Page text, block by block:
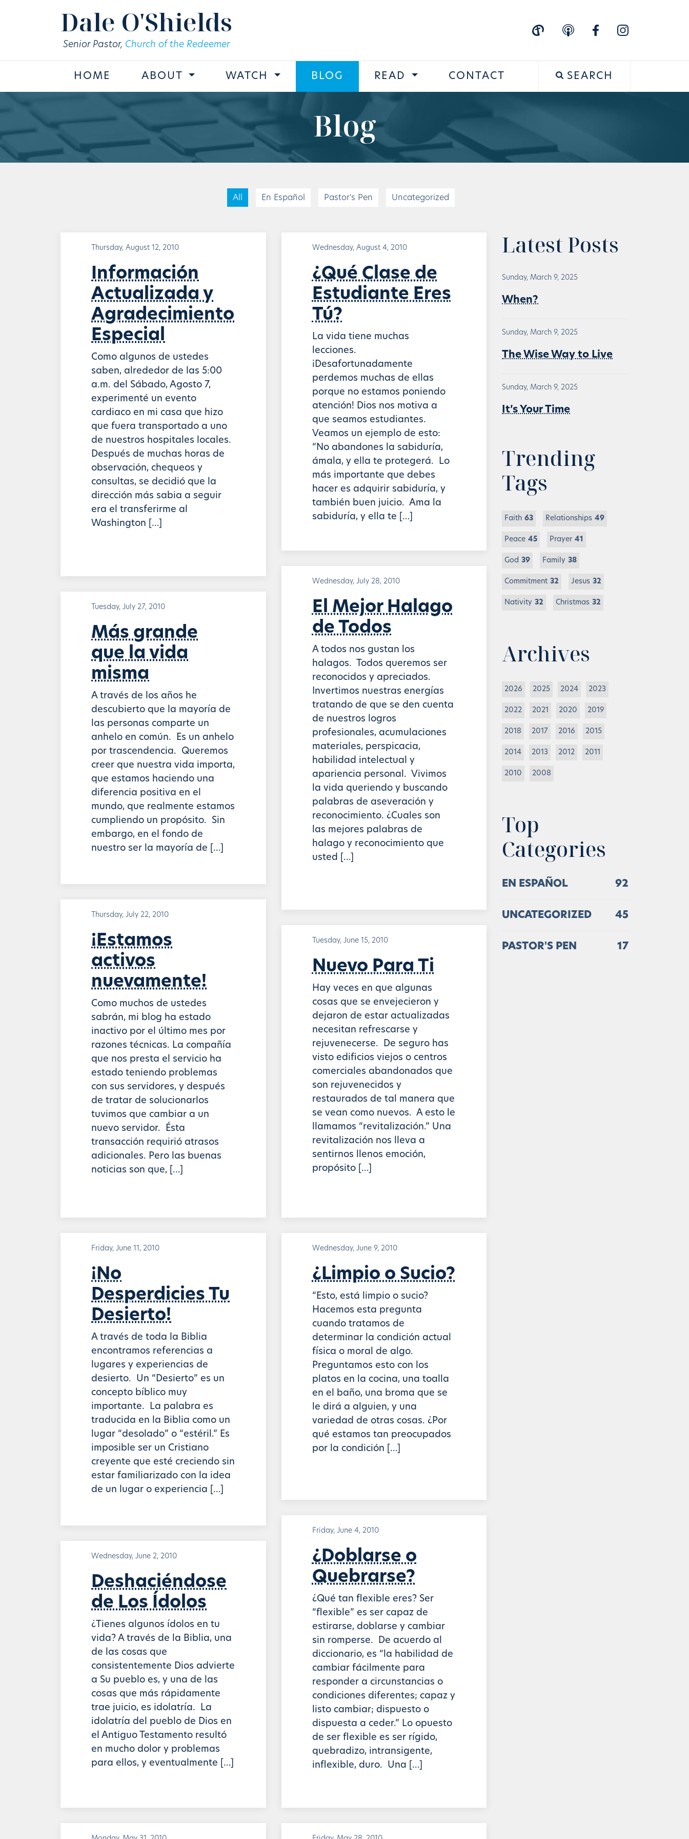
Dale O'Shields
Senior Pastor, Church of the Redeemer
HOME ABOUT WATCH BLOG READ CONTACT SEARCH
Blog
All En Español Pastor's Pen Uncategorized
Thursday, August 12, 2010
Información
Actualizada y
Agradecimiento
Especial
Como algunos de ustedes
saben, alrededor de las 5:00
a.m. del Sábado, Agosto 7,
experimenté un evento
cardiaco en mi casa que hizo
que fuera transportado a uno
de nuestros hospitales locales.
Después de muchas horas de
observación, chequeos y
consultas, se decidió que la
dirección más sabia a seguir
era el transferirme al
Washington […]
Wednesday, August 4, 2010
¿Qué Clase de
Estudiante Eres
Tú?
La vida tiene muchas
lecciones.
¡Desafortunadamente
perdemos muchas de ellas
porque no estamos poniendo
atención! Dios nos motiva a
que seamos estudiantes.
Veamos un ejemplo de esto:
“No abandones la sabiduría,
ámala, y ella te protegerá. Lo
más importante que debes
hacer es adquirir sabiduría, y
también buen juicio. Ama la
sabiduría, y ella te […]
Wednesday, July 28, 2010
El Mejor Halago
de Todos
A todos nos gustan los
halagos. Todos queremos ser
reconocidos y apreciados.
Invertimos nuestras energías
tratando de que se den cuenta
de nuestros logros
profesionales, acumulaciones
materiales, perspicacia,
habilidad intelectual y
apariencia personal. Vivimos
la vida queriendo y buscando
palabras de aseveración y
reconocimiento. ¿Cuales son
las mejores palabras de
halago y reconocimiento que
usted […]
Tuesday, July 27, 2010
Más grande
que la vida
misma
A través de los años he
descubierto que la mayoría de
las personas comparte un
anhelo en común. Es un anhelo
por trascendencia. Queremos
creer que nuestra vida importa,
que estamos haciendo una
diferencia positiva en el
mundo, que realmente estamos
cumpliendo un propósito. Sin
embargo, en el fondo de
nuestro ser la mayoría de […]
Thursday, July 22, 2010
¡Estamos
activos
nuevamente!
Como muchos de ustedes
sabrán, mi blog ha estado
inactivo por el último mes por
razones técnicas. La compañía
que nos presta el servicio ha
estado teniendo problemas
con sus servidores, y después
de tratar de solucionarlos
tuvimos que cambiar a un
nuevo servidor. Ésta
transacción requirió atrasos
adicionales. Pero las buenas
noticias son que, […]
Tuesday, June 15, 2010
Nuevo Para Ti
Hay veces en que algunas
cosas que se envejecieron y
dejaron de estar actualizadas
necesitan refrescarse y
rejuvenecerse. De seguro has
visto edificios viejos o centros
comerciales abandonados que
son rejuvenecidos y
restaurados de tal manera que
se vean como nuevos. A esto le
llamamos “revitalización.” Una
revitalización nos lleva a
sentirnos llenos emoción,
propósito […]
Friday, June 11, 2010
¡No
Desperdicies Tu
Desierto!
A través de toda la Biblia
encontramos referencias a
lugares y experiencias de
desierto. Un “Desierto” es un
concepto bíblico muy
importante. La palabra es
traducida en la Biblia como un
lugar “desolado” o “estéril.” Es
imposible ser un Cristiano
creyente que esté creciendo sin
estar familiarizado con la idea
de un lugar o experiencia […]
Wednesday, June 9, 2010
¿Limpio o Sucio?
“Esto, está limpio o sucio?
Hacemos esta pregunta
cuando tratamos de
determinar la condición actual
física o moral de algo.
Preguntamos esto con los
platos en la cocina, una toalla
en el baño, una broma que se
le dirá a alguien, y una
variedad de otras cosas. ¿Por
qué estamos tan preocupados
por la condición […]
Friday, June 4, 2010
¿Doblarse o
Quebrarse?
¿Qué tan flexible eres? Ser
“flexible” es ser capaz de
estirarse, doblarse y cambiar
sin romperse. De acuerdo al
diccionario, es “la habilidad de
cambiar fácilmente para
responder a circunstancias o
condiciones diferentes; capaz y
listo cambiar; dispuesto o
dispuesta a ceder.” Lo opuesto
de ser flexible es ser rígido,
quebradizo, intransigente,
inflexible, duro. Una […]
Wednesday, June 2, 2010
Deshaciéndose
de Los Ídolos
¿Tienes algunos ídolos en tu
vida? A través de la Biblia, una
de las cosas que
consistentemente Dios advierte
a Su pueblo es, y una de las
cosas que más rápidamente
trae juicio, es idolatría. La
idolatría del pueblo de Dios en
el Antiguo Testamento resultó
en mucho dolor y problemas
para ellos, y eventualmente […]
Latest Posts
Sunday, March 9, 2025
When?
Sunday, March 9, 2025
The Wise Way to Live
Sunday, March 9, 2025
It’s Your Time
Trending
Tags
Faith 63 Relationships 49
Peace 45 Prayer 41
God 39 Family 38
Commitment 32 Jesus 32
Nativity 32 Christmas 32
Archives
2026 2025 2024 2023
2022 2021 2020 2019
2018 2017 2016 2015
2014 2013 2012 2011
2010 2008
Top
Categories
EN ESPAÑOL 92
UNCATEGORIZED 45
PASTOR'S PEN 17